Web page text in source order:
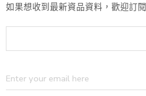
如果想收到最新資品資料，歡迎訂閱